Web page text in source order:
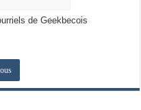
de Geekbecois